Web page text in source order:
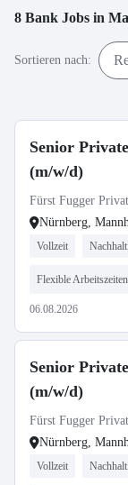
8 Bank Jobs in
Sortieren nach:
Senior
(m/w/d)
Fürst Fugger
Nürnberg,
Vollzeit
Flexible Arbeitszeiten
06.08.2026
Senior
(m/w/d)
Fürst Fugger
Nürnberg,
Vollzeit